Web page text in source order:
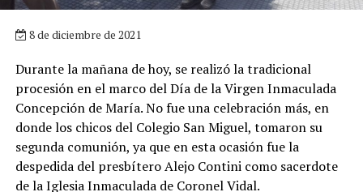
8 de diciembre de 2021
Durante la mañana de hoy, se realizó la tradicional
procesión en el marco del Día de la Virgen Inmaculada
Concepción de María. No fue una celebración más, en
donde los chicos del Colegio San Miguel, tomaron su
segunda comunión, ya que en esta ocasión fue la
despedida del presbítero Alejo Contini como sacerdote
de la Iglesia Inmaculada de Coronel Vidal.